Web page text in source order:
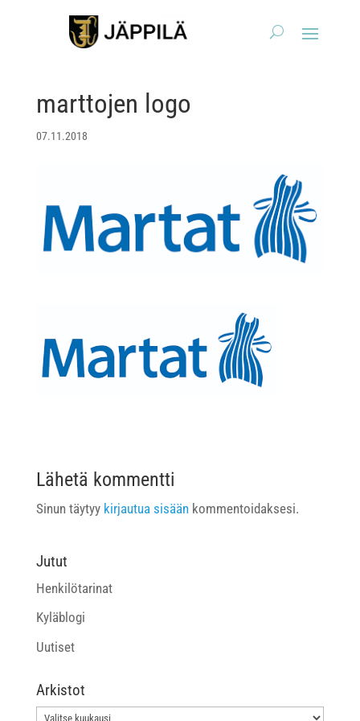
marttojen logo
07.11.2018
Lähetä kommentti
Sinun täytyy kirjautua sisäänkommentoidaksesi.
Jutut
Henkilötarinat
Kyläblogi
Uutiset
Arkistot
Arkistot